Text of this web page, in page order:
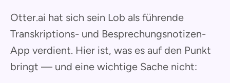
Otter.ai hat sich sein Lob als führende
Transkriptions- und Besprechungsnotizen-
App verdient. Hier ist, was es auf den Punkt
bringt — und eine wichtige Sache nicht: